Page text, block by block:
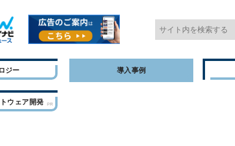
ジー 導入事例
ウェア開発